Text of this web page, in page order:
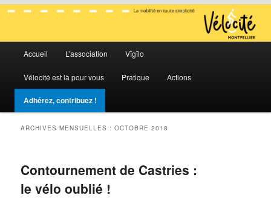
Vélocité Grand Montpellier
La mobilité en toute simplicité
Aller
au
contenu
principal
Aller
au
contenu
secondaire
Accueil L’association Vĭgĭlo
Vélocité est là pour vous Pratique Actions
Adhérez, contribuez !
ARCHIVES MENSUELLES :OCTOBRE 2018
Contournement de Castries :
le vélo oublié !